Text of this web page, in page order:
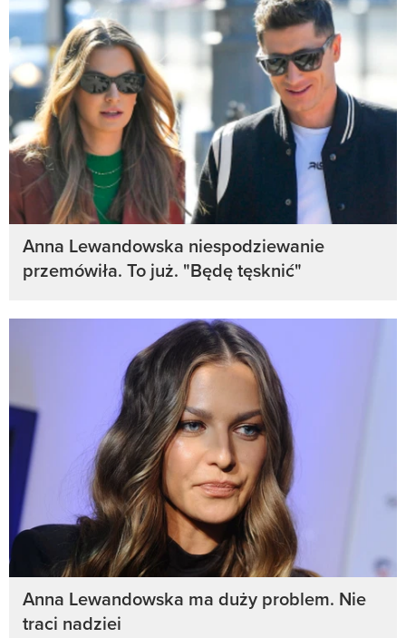
Anna Lewandowska niespodziewanie
przemówiła. To już. "Będę tęsknić"
Anna Lewandowska ma duży problem. Nie
traci nadziei